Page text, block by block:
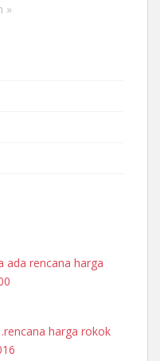
»
ada rencana harga
harga rokok